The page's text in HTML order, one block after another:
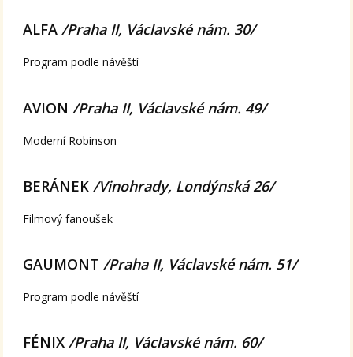
ALFA/Praha II, Václavské nám. 30/
Program podle návěští
AVION /Praha II, Václavské nám. 49/
Moderní Robinson
BERÁNEK /Vinohrady, Londýnská 26/
Filmový fanoušek
GAUMONT/Praha II, Václavské nám. 51/
Program podle návěští
FÉNIX/Praha II, Václavské nám. 60/